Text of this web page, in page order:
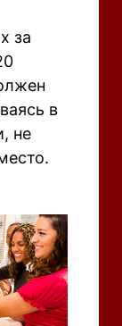
за
в
не